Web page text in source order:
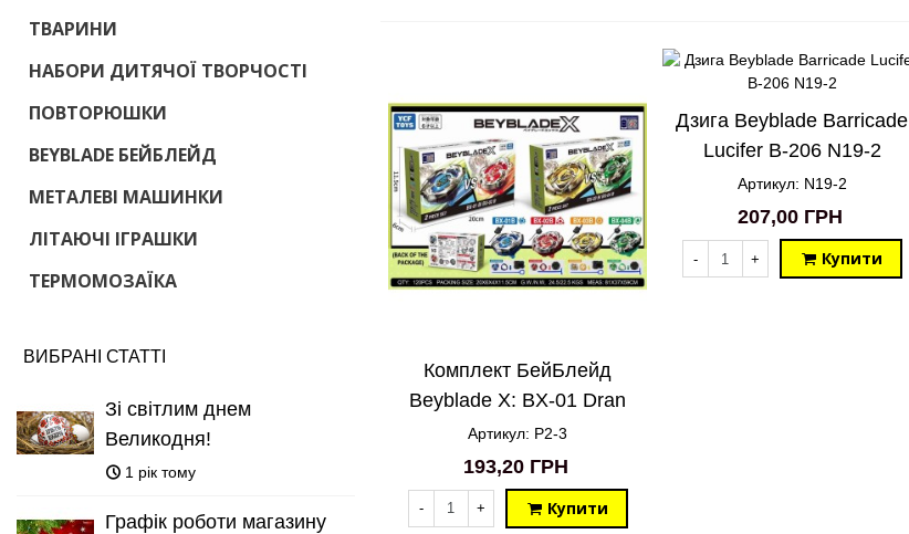
ТВАРИНИ
НАБОРИ ДИТЯЧОЇ ТВОРЧОСТІ
ПОВТОРЮШКИ
BEYBLADE БЕЙБЛЕЙД
МЕТАЛЕВІ МАШИНКИ
ЛІТАЮЧІ ІГРАШКИ
ТЕРМОМОЗАЇКА
ВИБРАНІ СТАТТІ
Зі світлим днем
Великодня!
1 рік тому
Графік роботи магазину
Комплект БейБлейд
Beyblade X: BX-01 Dran
Sword та BX-02 Hells
Scythe
Артикул: P2-3
193,20 ГРН
- + Купити
Дзига Beyblade Barricade
Lucifer B-206 N19-2
Артикул: N19-2
207,00 ГРН
- + Купити